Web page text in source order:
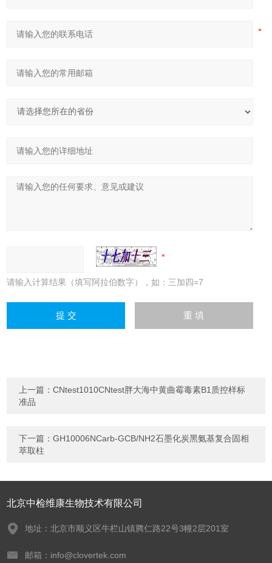
请输入计算结果（填写阿拉伯数字），如：三加四=7
上一篇：CNtest1010CNtest胖大海中黄曲霉毒素B1质控样标
准品
下一篇：GH10006NCarb-GCB/NH2石墨化炭黑氨基复合固相
萃取柱
北京中检维康生物技术有限公司
地址：北京市顺义区牛栏山镇腾仁路22号3幢2层201室
邮箱：info@clovertek.com